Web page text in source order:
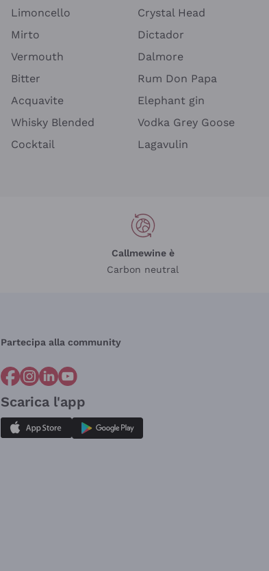
Limoncello
Mirto
Vermouth
Bitter
Acquavite
Whisky Blended
Cocktail
Crystal Head
Dictador
Dalmore
Rum Don Papa
Elephant gin
Vodka Grey Goose
Lagavulin
Callmewine è
Carbon neutral
Partecipa alla community
Scarica l'app